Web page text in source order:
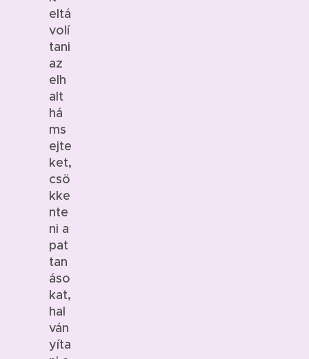
eltá
volí
tani
az
elh
alt
há
ms
ejte
ket,
csö
kke
nte
ni a
pat
tan
áso
kat,
hal
ván
yíta